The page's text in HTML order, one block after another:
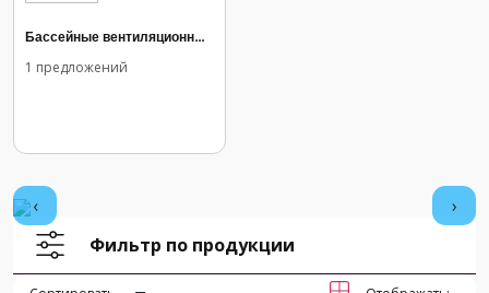
Бассейные вентиляционные установки
1 предложений
‹
›
Фильтр по продукции